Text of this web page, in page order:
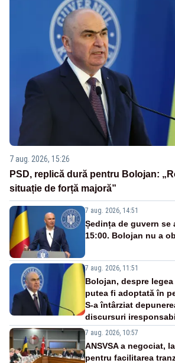
7 aug. 2026, 15:26
PSD, replică dură pentru Bolojan:
situație de forță majoră”
7 aug. 2026, 14:51
Ședința de guvern se
15:00. Bolojan nu a
7 aug. 2026, 11:51
Bolojan, despre
putea fi adoptată în
S-a întârziat
discursuri
7 aug. 2026, 10:57
ANSVSA a negociat,
pentru facilitarea